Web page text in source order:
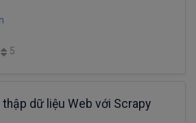
5
dữ liệu Web với Scrapy